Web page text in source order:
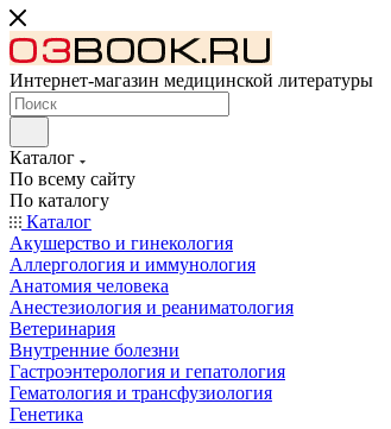
Интернет-магазин медицинской литературы
Каталог
По всему сайту
По каталогу
Каталог
Акушерство и гинекология
Аллергология и иммунология
Анатомия человека
Анестезиология и реаниматология
Ветеринария
Внутренние болезни
Гастроэнтерология и гепатология
Гематология и трансфузиология
Генетика